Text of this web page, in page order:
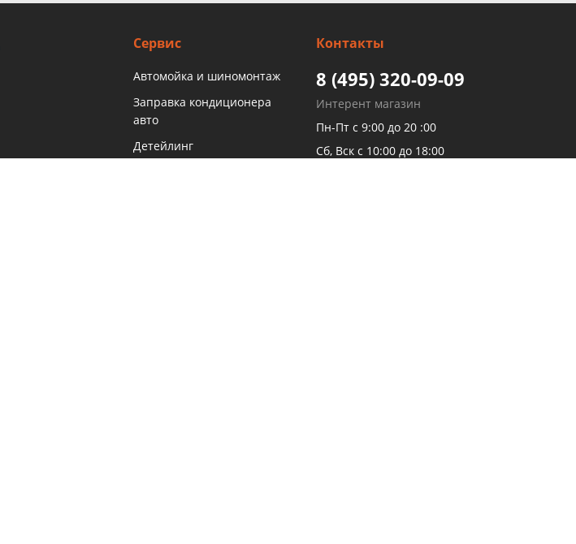
Сервис
Автомойка и шиномонтаж
Заправка кондиционера
авто
Детейлинг
Контакты
8 (495) 320-09-09
Интерент магазин
Пн-Пт с 9:00 до 20 :00
Сб, Вск с 10:00 до 18:00